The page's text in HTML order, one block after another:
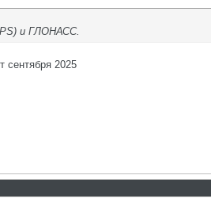
и ГЛОНАСС.
сентября 2025